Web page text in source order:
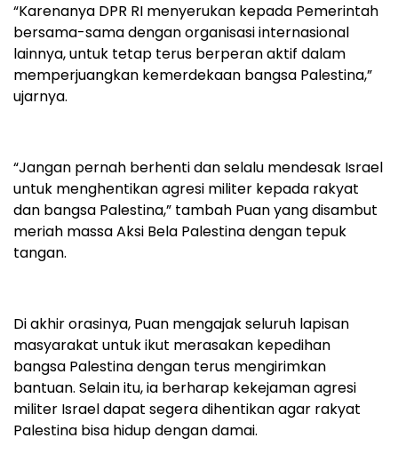
“Karenanya DPR RI menyerukan kepada Pemerintah
bersama-sama dengan organisasi internasional
lainnya, untuk tetap terus berperan aktif dalam
memperjuangkan kemerdekaan bangsa Palestina,”
ujarnya.
“Jangan pernah berhenti dan selalu mendesak Israel
untuk menghentikan agresi militer kepada rakyat
dan bangsa Palestina,” tambah Puan yang disambut
meriah massa Aksi Bela Palestina dengan tepuk
tangan.
Di akhir orasinya, Puan mengajak seluruh lapisan
masyarakat untuk ikut merasakan kepedihan
bangsa Palestina dengan terus mengirimkan
bantuan. Selain itu, ia berharap kekejaman agresi
militer Israel dapat segera dihentikan agar rakyat
Palestina bisa hidup dengan damai.